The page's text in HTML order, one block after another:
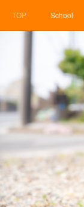
TOP School